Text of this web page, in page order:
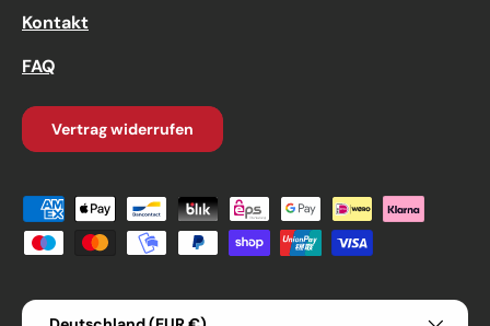
Kontakt
FAQ
Vertrag widerrufen
Zahlungsmethoden
Land/Region